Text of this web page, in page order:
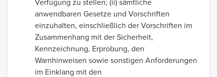
anwendbaren Gesetze und Vorschriften
einzuhalten, einschließlich der Vorschriften im
Zusammenhang mit der Sicherheit,
Kennzeichnung, Erprobung, den
Warnhinweisen sowie sonstigen Anforderungen
im Einklang mit den